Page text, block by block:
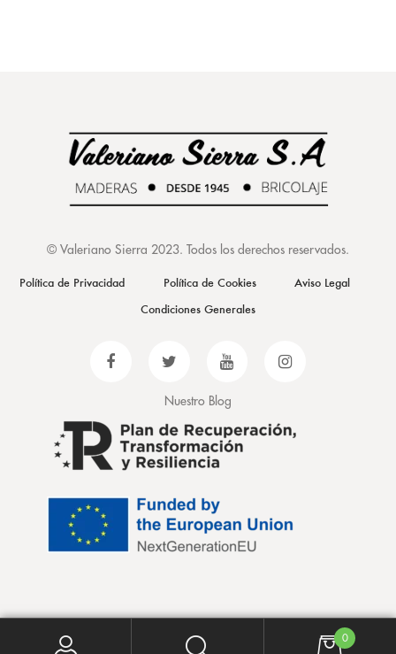
© Valeriano Sierra 2023. Todos los derechos reservados.
Política de Privacidad Política de Cookies
Aviso Legal
Condiciones Generales
Nuestro Blog
0